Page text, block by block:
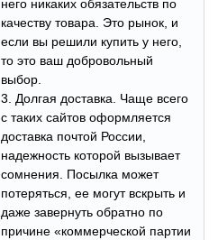
него никаких обязательств по
качеству товара. Это рынок, и
если вы решили купить у него,
то это ваш добровольный
выбор.
3. Долгая доставка. Чаще всего
с таких сайтов оформляется
доставка почтой России,
надежность которой вызывает
сомнения. Посылка может
потеряться, ее могут вскрыть и
даже завернуть обратно по
причине «коммерческой партии